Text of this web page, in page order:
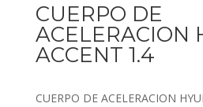
CUERPO DE
ACELERACION
ACCENT 1.4
CUERPO DE ACELERACION